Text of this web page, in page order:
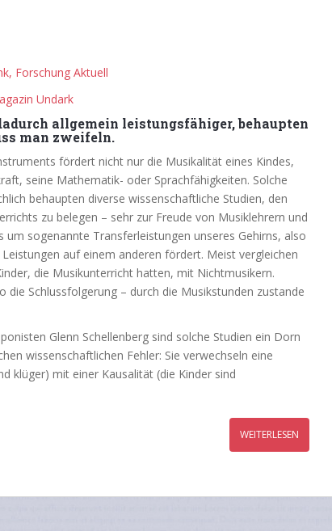
Forschung Aktuell
Undark
allgemein leistungsfähiger, behaupten
man zweifeln.
fördert nicht nur die Musikalität eines Kindes,
seine Mathematik- oder Sprachfähigkeiten. Solche
behaupten diverse wissenschaftliche Studien, den
zu belegen – sehr zur Freude von Musiklehrern und
um sogenannte Transferleistungen unseres Gehirns, also
auf einem anderen fördert. Meist vergleichen
die Musikunterricht hatten, mit Nichtmusikern.
die Schlussfolgerung – durch die Musikstunden zustande
Glenn Schellenberg sind solche Studien ein Dorn
wissenschaftlichen Fehler: Sie verwechseln eine
klüger) mit einer Kausalität (die Kinder sind
WEITERLESEN